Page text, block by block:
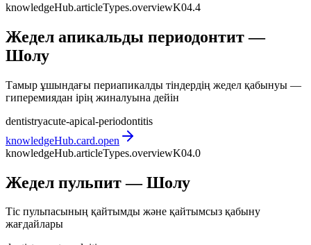
knowledgeHub.articleTypes.overviewK04.4
Жедел апикальды периодонтит —
Шолу
Тамыр ұшындағы периапикалды тіндердің жедел қабынуы —
гиперемиядан ірің жиналуына дейін
dentistryacute-apical-periodontitis
knowledgeHub.card.open
knowledgeHub.articleTypes.overviewK04.0
Жедел пульпит — Шолу
Тіс пульпасының қайтымды және қайтымсыз қабыну
жағдайлары